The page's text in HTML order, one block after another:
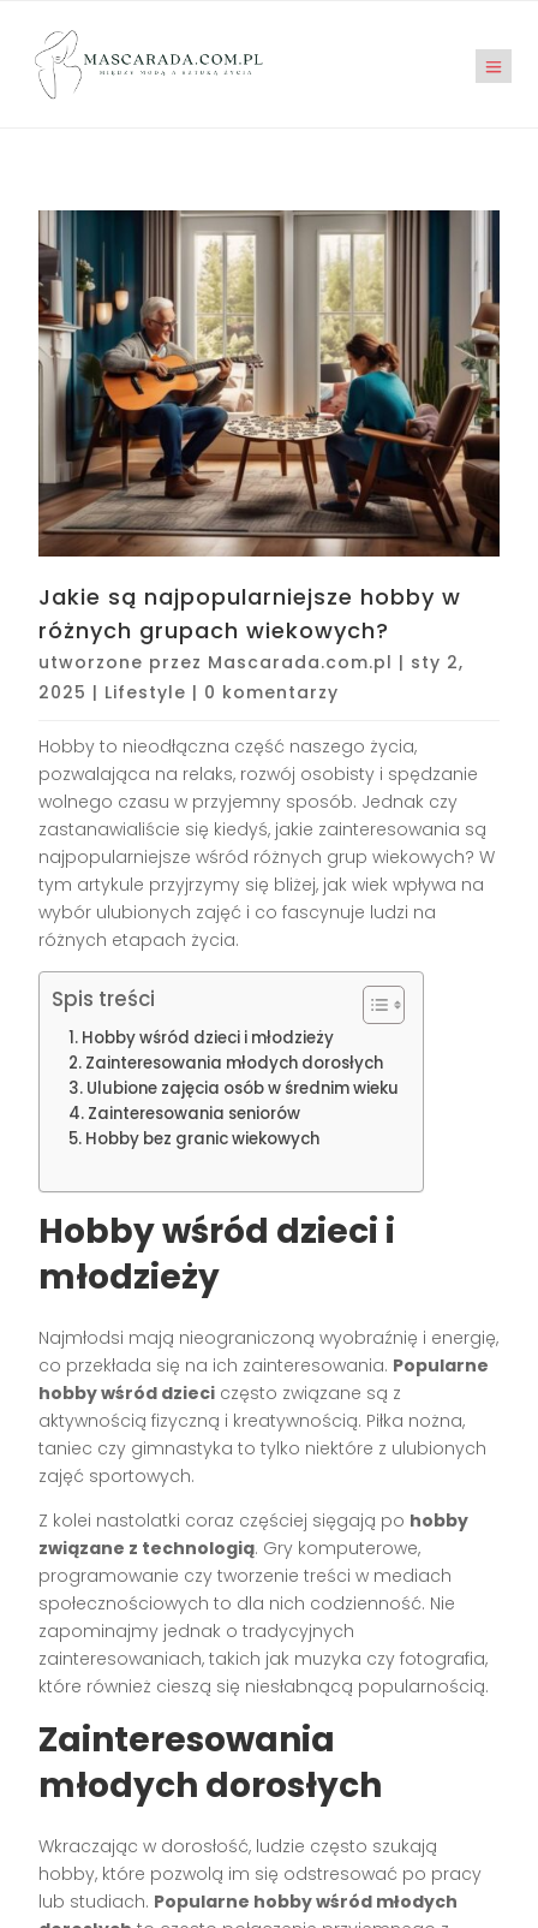
Jakie są najpopularniejsze hobby w
różnych grupach wiekowych?
utworzone przez Mascarada.com.pl | sty 2,
2025 | Lifestyle | 0 komentarzy
Hobby to nieodłączna część naszego życia,
pozwalająca na relaks, rozwój osobisty i spędzanie
wolnego czasu w przyjemny sposób. Jednak czy
zastanawialiście się kiedyś, jakie zainteresowania są
najpopularniejsze wśród różnych grup wiekowych? W
tym artykule przyjrzymy się bliżej, jak wiek wpływa na
wybór ulubionych zajęć i co fascynuje ludzi na
różnych etapach życia.
Spis treści
Hobby wśród dzieci i młodzieży
Zainteresowania młodych dorosłych
Ulubione zajęcia osób w średnim wieku
Zainteresowania seniorów
Hobby bez granic wiekowych
Hobby wśród dzieci i
młodzieży
Najmłodsi mają nieograniczoną wyobraźnię i energię,
co przekłada się na ich zainteresowania. Popularne
hobby wśród dzieci często związane są z
aktywnością fizyczną i kreatywnością. Piłka nożna,
taniec czy gimnastyka to tylko niektóre z ulubionych
zajęć sportowych.
Z kolei nastolatki coraz częściej sięgają po hobby
związane z technologią. Gry komputerowe,
programowanie czy tworzenie treści w mediach
społecznościowych to dla nich codzienność. Nie
zapominajmy jednak o tradycyjnych
zainteresowaniach, takich jak muzyka czy fotografia,
które również cieszą się niesłabnącą popularnością.
Zainteresowania
młodych dorosłych
Wkraczając w dorosłość, ludzie często szukają
hobby, które pozwolą im się odstresować po pracy
lub studiach. Popularne hobby wśród młodych